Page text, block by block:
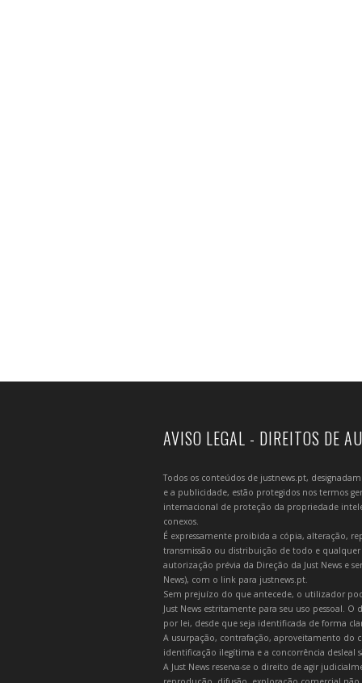
AVISO LEGAL - DIREITOS DE
Todos os conteúdos de justnews.pt,
e a publicidade, estão protegidos nos termos
internacional de proteção da propriedade
conexos.
É expressamente proibida a cópia, alteração,
transmissão ou distribuição de todo e
autorização prévia da Direção da Just News e
News), com o link para justnews.pt.
Sem prejuízo do que antecede, o utilizador
Just News estritamente para seu uso pessoal.
por lei, desde que seja identificada de forma
A usurpação, contrafação, aproveitamento do
identificação ilegítima e a concorrência desleal
A Just News reserva-se o direito de agir